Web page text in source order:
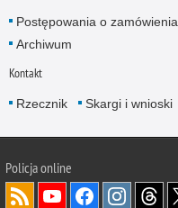
Postępowania o zamówienia
Archiwum
Kontakt
Rzecznik Skargi i wnioski
Policjaonline